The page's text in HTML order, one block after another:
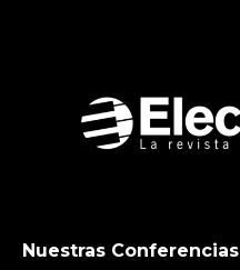
Nuestras Conferencias